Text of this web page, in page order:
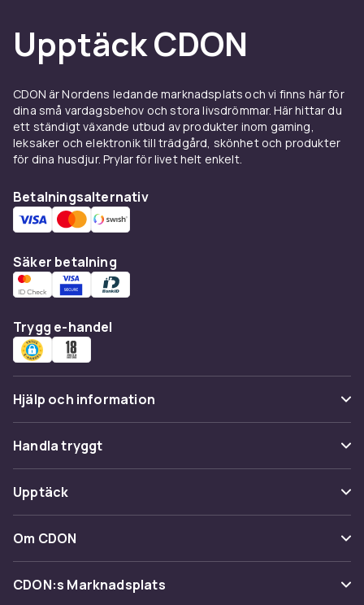
Upptäck CDON
CDON är Nordens ledande marknadsplats och vi finns här för
dina små vardagsbehov och stora livsdrömmar. Här hittar du
ett ständigt växande utbud av produkter inom gaming,
leksaker och elektronik till trädgård, skönhet och produkter
för dina husdjur. Prylar för livet helt enkelt.
Betalningsalternativ
Säker betalning
Trygg e-handel
Hjälp och information
Vanliga frågor
Spåra paket
Ångra & Returnera här
Kundservice
Handla tryggt
Betalning
Leverans
Återkallelser
Upptäck
Kategorier
Varumärken
Om CDON
Om oss
CDON:s Marknadsplats